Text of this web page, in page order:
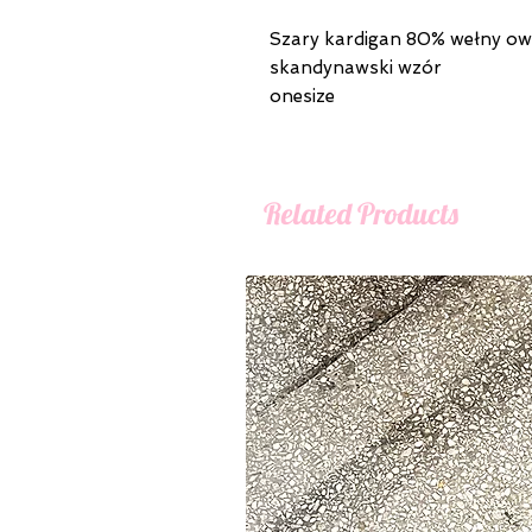
Szary kardigan 80% wełny
skandynawski wzór
onesize
Related Products